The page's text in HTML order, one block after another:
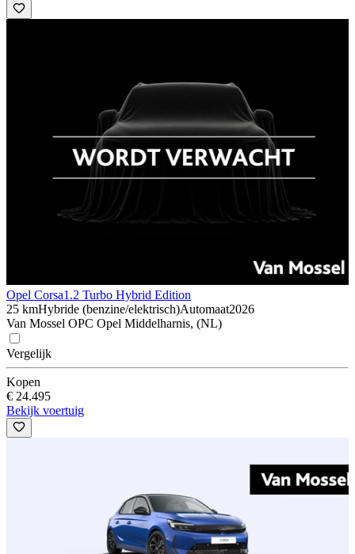
Opel Corsa1.2 Turbo Hybrid Edition
25 kmHybride (benzine/elektrisch)Automaat2026
Van Mossel OPC Opel Middelharnis, (NL)
Vergelijk
Kopen
€ 24.495
Bekijk voertuig